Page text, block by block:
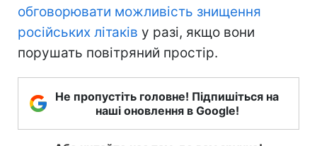
обговорювати можливість знищення
російських літаків у разі, якщо вони
порушать повітряний простір.
Не пропустіть головне! Підпишіться на
наші оновлення в Google!